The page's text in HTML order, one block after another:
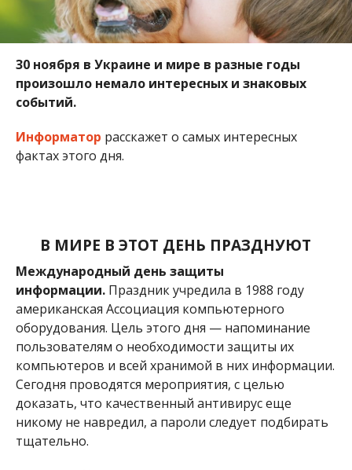
В МИРЕ В ЭТОТ ДЕНЬ ПРАЗДНУЮТ
Международный день защиты
информации.Праздник учредила в 1988 году
американская Ассоциация компьютерного
оборудования. Цель этого дня — напоминание
компьютеров и всей хранимой в них информации.
Сегодня проводятся мероприятия, с целью
Всемирный день домашних животных. Идея
создать этот праздник была озвучена на
Международном конгрессе сторонников
движения в защиту природы, проходившем во
Флоренции в 1931 году. Для многих домашние
животные становятся настоящими членами семьи
и верными друзьями. Сегодня следует вспомнить
слова Антуана де Сент-Экзюпери: «Мы в ответе за
тех, кого приручили».
Имениныв этот день отмечают Геннадий,